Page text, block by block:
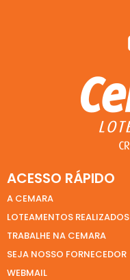
ACESSO RÁPIDO
A CEMARA
LOTEAMENTOS REALIZADOS
TRABALHE NA CEMARA
SEJA NOSSO FORNECEDOR
WEBMAIL